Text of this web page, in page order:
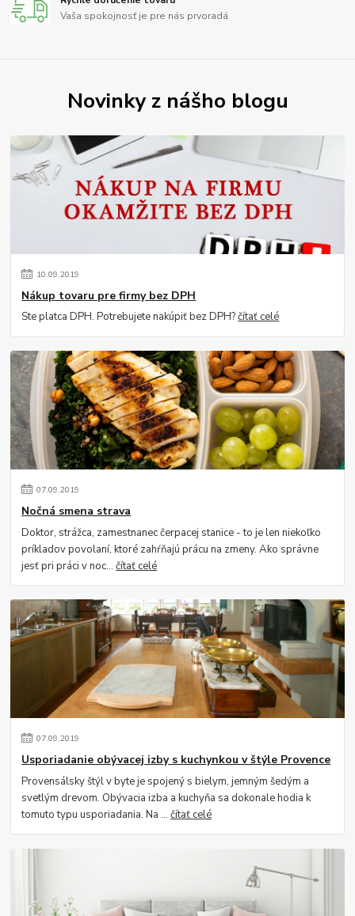
Vaša spokojnosť je pre nás prvoradá
Novinky z nášho blogu
10.09.2019
Nákup tovaru pre firmy bez DPH
Ste platca DPH. Potrebujete nakúpiť bez DPH?čítať celé
07.09.2019
Nočná smena strava
Doktor, strážca, zamestnanec čerpacej stanice - to je len niekoľko
príkladov povolaní, ktoré zahŕňajú prácu na zmeny. Ako správne
jesť pri práci v noc...čítať celé
07.09.2019
Usporiadanie obývacej izby s kuchynkou v štýle Provence
Provensálsky štýl v byte je spojený s bielym, jemným šedým a
svetlým drevom. Obývacia izba a kuchyňa sa dokonale hodia k
tomuto typu usporiadania. Na ...čítať celé